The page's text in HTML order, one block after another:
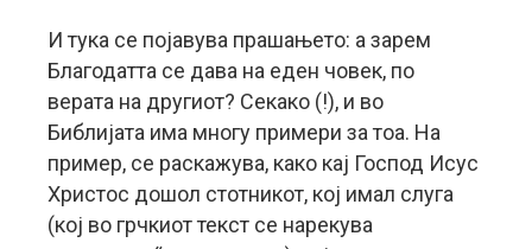
И тука се појавува прашањето: а зарем
Благодатта се дава на еден човек, по
верата на другиот? Секако (!), и во
Библијата има многу примери за тоа. На
пример, се раскажува, како кај Господ Исус
Христос дошол стотникот, кој имал слуга
(кој во грчкиот текст се нарекува